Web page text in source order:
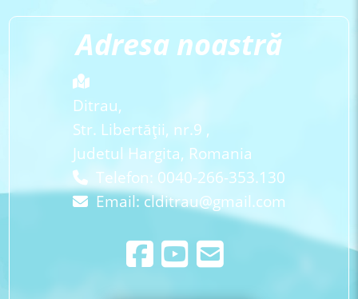
Adresa noastră
Ditrau,
Str. Libertăţii, nr.9 ,
Judetul Hargita, Romania
Telefon: 0040-266-353.130
Email:clditrau@gmail.com